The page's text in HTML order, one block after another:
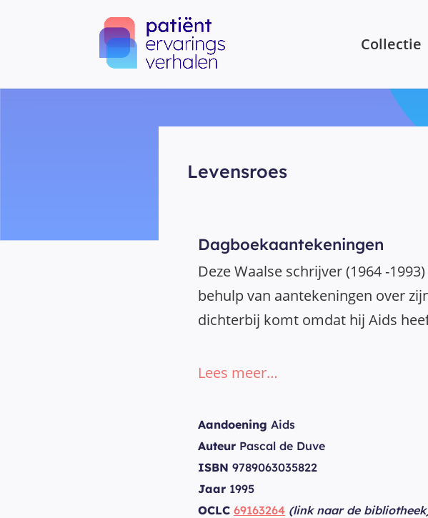
Collectie
Levensroes
Dagboekaantekeningen
Deze Waalse schrijver (1964 -
behulp van aantekeningen over
dichterbij komt omdat hij Aids
Lees meer…
Aandoening Aids
Auteur Pascal de Duve
ISBN 9789063035822
Jaar 1995
OCLC 69163264 (link naar de